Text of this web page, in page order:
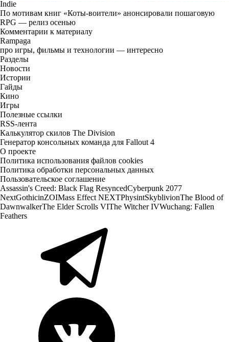
Indie
По мотивам книг «Коты-воители» анонсировали пошаговую
RPG — релиз осенью
Комментарии к материалу
Rampaga
про игры, фильмы и технологии — интересно
Разделы
Новости
Истории
Гайды
Кино
Игры
Полезные ссылки
RSS-лента
Калькулятор скилов The Division
Генератор консольных команда для Fallout 4
О проекте
Политика использования файлов cookies
Политика обработки персональных данных
Пользовательское соглашение
Assassin's Creed: Black Flag ResyncedCyberpunk 2077
NextGothicinZOIMass Effect NEXTPhysintSkyblivionThe Blood of
DawnwalkerThe Elder Scrolls VIThe Witcher IVWuchang: Fallen
Feathers